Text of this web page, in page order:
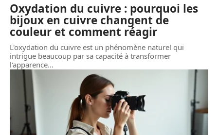
Oxydation du cuivre : pourquoi les
bijoux en cuivre changent de
couleur et comment réagir
L'oxydation du cuivre est un phénomène naturel qui
intrigue beaucoup par sa capacité à transformer
l'apparence…